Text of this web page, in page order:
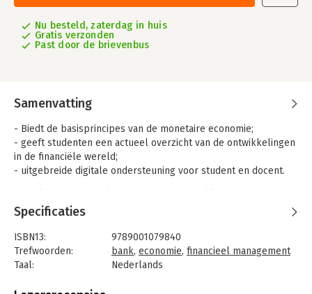
Nu besteld, zaterdag in huis
Gratis verzonden
Past door de brievenbus
Samenvatting
- Biedt de basisprincipes van de monetaire economie;
- geeft studenten een actueel overzicht van de ontwikkelingen
in de financiële wereld;
- uitgebreide digitale ondersteuning voor student en docent.
bedrijfsomgeving' worden de Europese monetaire
verhoudingen, de ontwikkelingen in de mondialisering en de
risico's voor ondernemingen die daaruit voortvloeien
beschreven. Het boek geeft inzicht in de manier waarop
ondernemingen de nadelige gevolgen hiervan voor het
Specificaties
ISBN13:
9789001079840
Trefwoorden:
bank, economie, financieel management
Taal:
Nederlands